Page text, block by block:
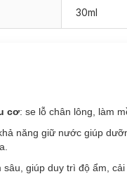
săn chắc.
Dưỡng Cocoon
cơcó tính năng làm se lỗ
năng giữ nước giúp
ngăn ngừa tình trạng mất
30ml
cơ: se lỗ chân lông, làm
năng giữ nước giúp
sâu, giúp duy trì độ ẩm,